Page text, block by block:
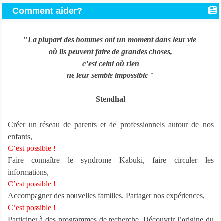
Comment aider?
"La plupart des hommes ont un moment dans leur vie
où ils peuvent faire de grandes choses,
c’est celui où rien
ne leur semble impossible "
Stendhal
Créer un réseau de parents et de professionnels autour de nos
enfants,
C’est possible !
Faire connaître le syndrome Kabuki, faire circuler les
informations,
C’est possible !
Accompagner des nouvelles familles. Partager nos expériences,
C’est possible !
Participer à des programmes de recherche. Découvrir l’origine du